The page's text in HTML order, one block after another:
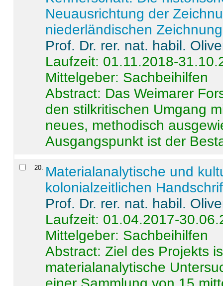
Neuausrichtung der
niederländischen
Prof. Dr. rer. nat. habil.
Laufzeit: 01.11.2018-
Mittelgeber: Sachbeihilfen
Abstract: Das Weimarer
den stilkritischen Umgang
neues, methodisch
Ausgangspunkt ist der
20
Materialanalytische und
kolonialzeitlichen
Prof. Dr. rer. nat. habil.
Laufzeit: 01.04.2017-
Mittelgeber: Sachbeihilfen
Abstract:Ziel des Projekts
materialanalytische